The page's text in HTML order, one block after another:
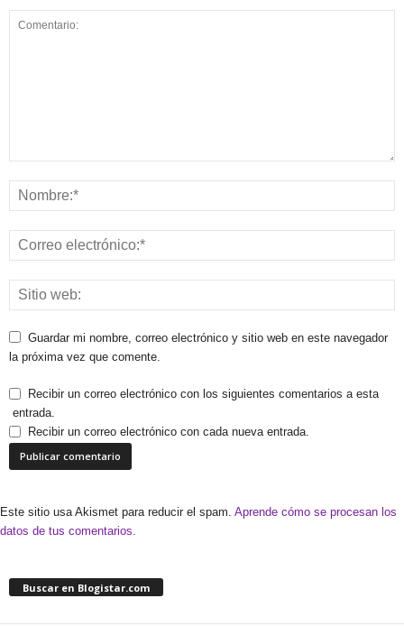
Guardar mi nombre, correo electrónico y sitio web en este navegador
la próxima vez que comente.
Recibir un correo electrónico con los siguientes comentarios a esta
entrada.
Recibir un correo electrónico con cada nueva entrada.
Este sitio usa Akismet para reducir el spam. Aprende cómo se procesan los
datos de tus comentarios.
Buscar en Blogistar.com